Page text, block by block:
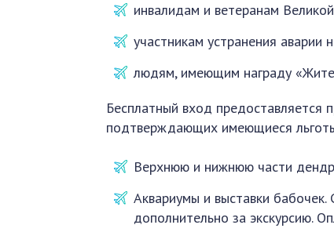
инвалидам и ветеранам
участникам устранения
людям, имеющим награду
Бесплатный вход предоставляется
подтверждающих имеющиеся
Верхнюю и нижнюю части
Аквариумы и выставки
дополнительно за экскурсию.